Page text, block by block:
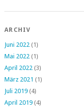
ARCHIV
Juni 2022 (1)
Mai 2022 (1)
April 2022 (3)
März 2021 (1)
Juli 2019 (4)
April 2019 (4)